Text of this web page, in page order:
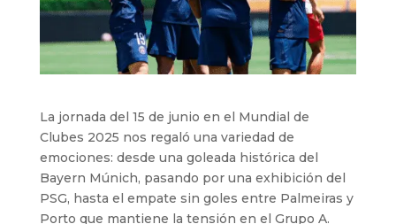
La jornada del 15 de junio en el Mundial de
Clubes 2025 nos regaló una variedad de
emociones: desde una goleada histórica del
Bayern Múnich, pasando por una exhibición del
PSG, hasta el empate sin goles entre Palmeiras y
Porto que mantiene la tensión en el Grupo A.